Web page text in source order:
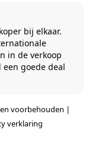
bij elkaar.
in de verkoop
een goede deal
voorbehouden |
verklaring